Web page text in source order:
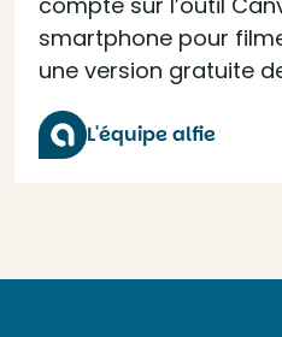
smartphone pour
une version gratuite
L'équipe alfie